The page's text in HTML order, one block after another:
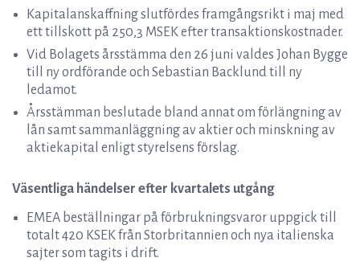
Kapitalanskaffning slutfördes framgångsrikt i maj med
ett tillskott på 250,3 MSEK efter transaktionskostnader.
Vid Bolagets årsstämma den 26 juni valdes Johan Bygge
till ny ordförande och Sebastian Backlund till ny
ledamot.
Årsstämman beslutade bland annat om förlängning av
lån samt sammanläggning av aktier och minskning av
aktiekapital enligt styrelsens förslag.
Väsentliga händelser efter kvartalets utgång
EMEA beställningar på förbrukningsvaror uppgick till
totalt 420 KSEK från Storbritannien och nya italienska
sajter som tagits i drift.